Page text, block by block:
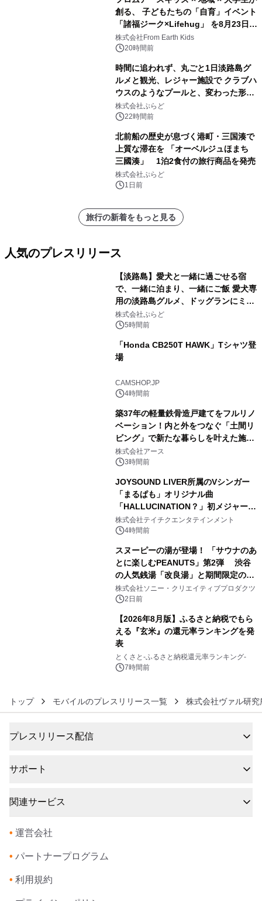
創る、 子どもたちの「自育」イベント
「諸福ジーク×Lifehug」 を8月23日
(日)開催
株式会社From Earth Kids
20時間前
時間に追われず、丸ごと1日淡路島グ
ルメと観光、レジャー施設で クラブハ
ウスのようなプールと、変わった形の
サウナも 「THE BOXY AWAJI」のお
得な素泊まり連泊プランで
株式会社ぷらど
22時間前
北前船の歴史が息づく港町・三国湊で
上質な滞在を 「オーベルジュほまち
三國湊」 1泊2食付の旅行商品を発売
株式会社ぷらど
1日前
旅行の新着をもっと見る
人気のプレスリリース
【淡路島】愛犬と一緒に過ごせる宿
で、一緒に泊まり、一緒にご飯 愛犬専
用の淡路島グルメ、ドッグランにミニ
プール グランピングとトレーラーハウ
スの2施設で
株式会社ぷらど
5時間前
「Honda CB250T HAWK」Tシャツ登
場
CAMSHOP.JP
4時間前
築37年の軽量鉄骨造戸建てをフルリノ
ベーション！内と外をつなぐ「土間リ
ビング」で新たな暮らしを叶えた施工
事例を株式会社アースが公開
株式会社アース
3時間前
JOYSOUND LIVER所属のVシンガー
「まるぱも」オリジナル曲
「HALLUCINATION？」初メジャー配
信リリース決定！
株式会社テイチクエンタテインメント
4時間前
スヌーピーの湯が登場！ 「サウナのあ
とに楽しむPEANUTS」第2弾 渋谷
の人気銭湯「改良湯」と期間限定のコ
ラボレーション サウナイキタイコラ
ボグッズも発売決定！
株式会社ソニー・クリエイティブプロダクツ
2日前
【2026年8月版】ふるさと納税でもら
える『玄米』の還元率ランキングを発
表
とくさと-ふるさと納税還元率ランキング-
7時間前
トップ モバイルのプレスリリース一覧 株式会社ヴァル研究
プレスリリース配信
サポート
関連サービス
• 運営会社
• パートナープログラム
• 利用規約